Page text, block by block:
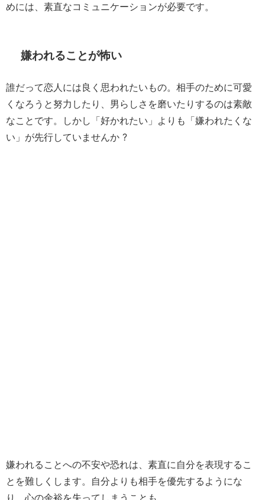
めには、素直なコミュニケーションが必要です。
嫌われることが怖い
誰だって恋人には良く思われたいもの。相手のために可愛
くなろうと努力したり、男らしさを磨いたりするのは素敵
なことです。しかし「好かれたい」よりも「嫌われたくな
い」が先行していませんか ?
嫌われることへの不安や恐れは、素直に自分を表現するこ
とを難しくします。自分よりも相手を優先するようにな
り、心の余裕を失ってしまうことも。